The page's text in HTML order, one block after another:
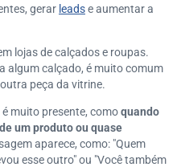
gerar leadse aumentar a
lojas de calçados e roupas.
algum calçado, é muito comum
peça da vitrine.
muito presente, comoquando
um produto ou quase
aparece, como: "Quem
esse outro" ou "Você também